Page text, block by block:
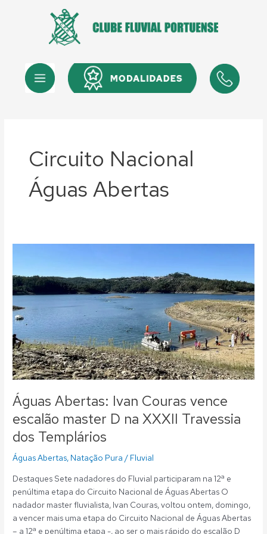
Menu Menu
Circuito Nacional
Águas Abertas
Águas Abertas: Ivan Couras vence
escalão master D na XXXII Travessia
dos Templários
Águas Abertas, Natação Pura / Fluvial
Destaques Sete nadadores do Fluvial participaram na 12ª e
penúltima etapa do Circuito Nacional de Águas Abertas O
nadador master fluvialista, Ivan Couras, voltou ontem, domingo,
a vencer mais uma etapa do Circuito Nacional de Águas Abertas
– a 12ª e penúltima etapa -, ao ser o mais rápido do escalão D
Ivan
Couras
escalão
master
D
na
XXXII
Travessia
dos
Templários